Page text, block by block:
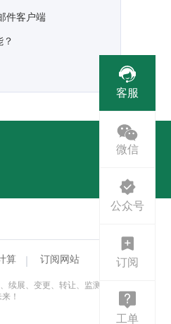
件客户端
算 订阅网站
续展、变更、转让、监测与维
！
客服
微信
公众号
订阅
工单